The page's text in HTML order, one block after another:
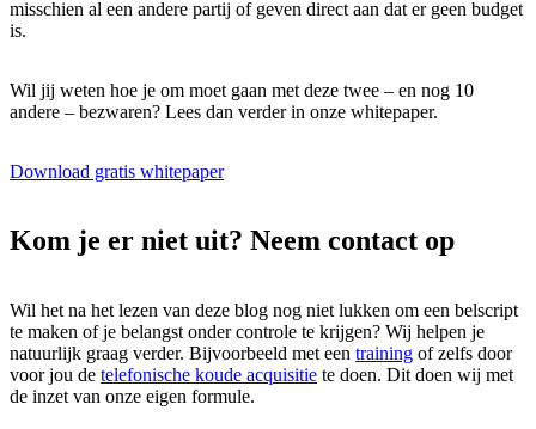
misschien al een andere partij of geven direct aan dat er geen budget
is.
Wil jij weten hoe je om moet gaan met deze twee – en nog 10
andere – bezwaren? Lees dan verder in onze whitepaper.
Download gratis whitepaper
Kom je er niet uit? Neem contact op
Wil het na het lezen van deze blog nog niet lukken om een belscript
te maken of je belangst onder controle te krijgen? Wij helpen je
natuurlijk graag verder. Bijvoorbeeld met een training of zelfs door
voor jou de telefonische koude acquisitie te doen. Dit doen wij met
de inzet van onze eigen formule.